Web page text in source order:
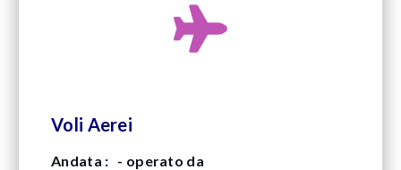
Voli Aerei
Andata : - operato da